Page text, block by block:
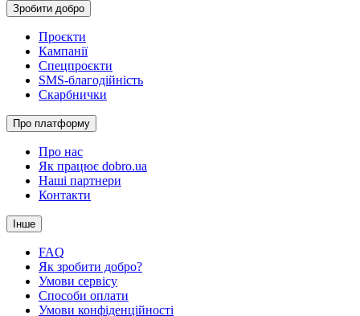
Зробити добро
Проєкти
Кампанії
Спецпроєкти
SMS-благодійність
Скарбнички
Про платформу
Про нас
Як працює dobro.ua
Наші партнери
Контакти
Інше
FAQ
Як зробити добро?
Умови сервісу
Способи оплати
Умови конфіденційності